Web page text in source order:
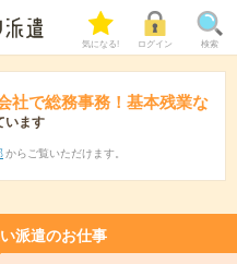
気になる! ログイン 検索
社で総務事務！基本残業な
います
からご覧いただけます。
派遣のお仕事